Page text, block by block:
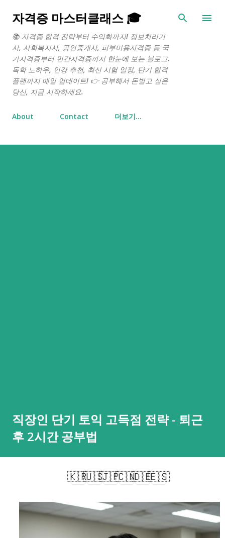
기본 콘텐츠로 건너뛰기
자격증 마스터클래스 🎓
📚 자격증 합격 전략부터 수익화까지! 정보처리기
사, 사회복지사, 공인중개사, 피부미용자격증 등 국
가자격증부터 민간자격증까지 한눈에 보는 블로그.
독학 노하우, 인강 추천, 최신 시험 일정, 단기 합격
플랜까지 매일 업데이트! 👉 공부해서 돈벌고 싶은
당신, 지금 시작하세요.
About Contact 더보기…
직장인 단기 토익 고득점 전략 - 퇴근
후 2시간 공부법
🇰🇷🇺🇸🇯🇵🇨🇳🇩🇪🇪🇸